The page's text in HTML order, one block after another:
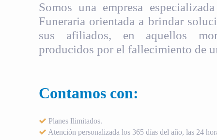
Somos una empresa
Funeraria orientada a brindar
sus afiliados, en aquellos
producidos por el fallecimiento de
Contamos con:
Planes Ilimitados.
Atención personalizada los 365 días del año, las 24